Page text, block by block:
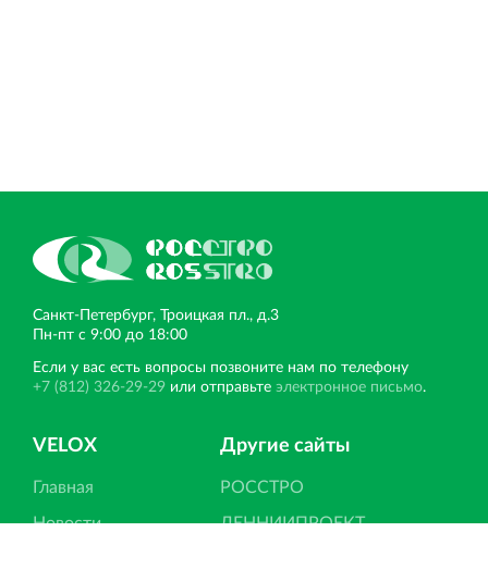
Санкт‐Петербург, Троицкая пл., д.3
Пн‐пт с 9:00 до 18:00
Если у вас есть вопросы позвоните нам по телефону
+7 (812) 326-29-29 или отправьте электронное письмо.
VELOX
Главная
Новости
Другие сайты
РОССТРО
ЛЕННИИПРОЕКТ